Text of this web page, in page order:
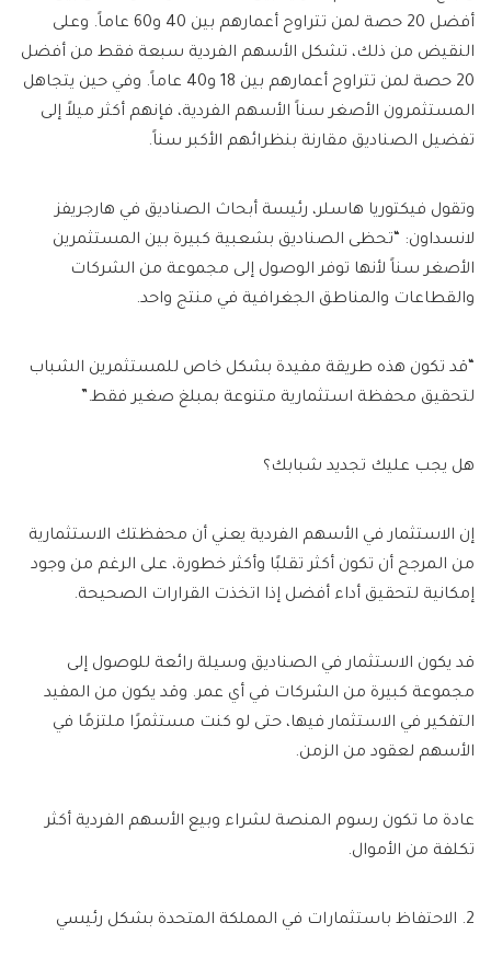
أفضل 20 حصة لمن تتراوح أعمارهم بين 40 و60 عاماً. وعلى
النقيض من ذلك، تشكل الأسهم الفردية سبعة فقط من أفضل
20 حصة لمن تتراوح أعمارهم بين 18 و40 عاماً. وفي حين يتجاهل
المستثمرون الأصغر سناً الأسهم الفردية، فإنهم أكثر ميلاً إلى
تفضيل الصناديق مقارنة بنظرائهم الأكبر سناً.
وتقول فيكتوريا هاسلر، رئيسة أبحاث الصناديق في هارجريفز
لانسداون: “تحظى الصناديق بشعبية كبيرة بين المستثمرين
الأصغر سناً لأنها توفر الوصول إلى مجموعة من الشركات
والقطاعات والمناطق الجغرافية في منتج واحد.
“قد تكون هذه طريقة مفيدة بشكل خاص للمستثمرين الشباب
لتحقيق محفظة استثمارية متنوعة بمبلغ صغير فقط.”
هل يجب عليك تجديد شبابك؟
إن الاستثمار في الأسهم الفردية يعني أن محفظتك الاستثمارية
من المرجح أن تكون أكثر تقلبًا وأكثر خطورة، على الرغم من وجود
إمكانية لتحقيق أداء أفضل إذا اتخذت القرارات الصحيحة.
قد يكون الاستثمار في الصناديق وسيلة رائعة للوصول إلى
مجموعة كبيرة من الشركات في أي عمر. وقد يكون من المفيد
التفكير في الاستثمار فيها، حتى لو كنت مستثمرًا ملتزمًا في
الأسهم لعقود من الزمن.
عادة ما تكون رسوم المنصة لشراء وبيع الأسهم الفردية أكثر
تكلفة من الأموال.
2. الاحتفاظ باستثمارات في المملكة المتحدة بشكل رئيسي